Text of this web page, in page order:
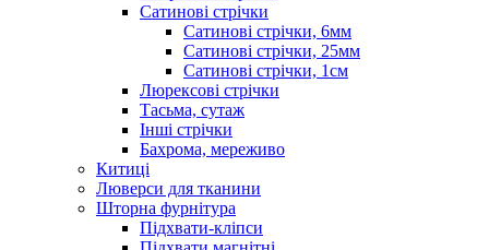
Сатинові стрічки
Сатинові стрічки, 6мм
Сатинові стрічки, 25мм
Сатинові стрічки, 1см
Люрексові стрічки
Тасьма, сутаж
Інші стрічки
Бахрома, мереживо
Китиці
Люверси для тканини
Шторна фурнітура
Підхвати-кліпси